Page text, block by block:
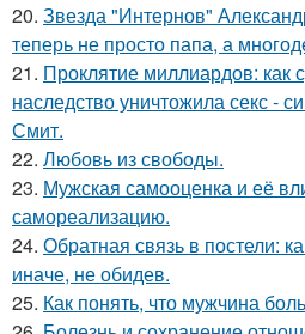
20. Звезда "Интернов"
теперь не просто папа, а
21. Проклятие миллиардов: как
наследство уничтожила секс -
Смит.
22. Любовь из свободы.
23. Мужская самооценка и её
самореализацию.
24. Обратная связь в постели:
иначе, не обидев.
25. Как понять, что мужчина